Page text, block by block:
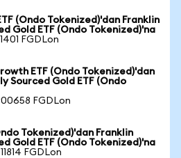
(Ondo Tokenized)'dan Franklin
Gold ETF (Ondo Tokenized)'na
FGDLon
ETF (Ondo Tokenized)'dan
Sourced Gold ETF (Ondo
FGDLon
Tokenized)'dan Franklin
Gold ETF (Ondo Tokenized)'na
FGDLon